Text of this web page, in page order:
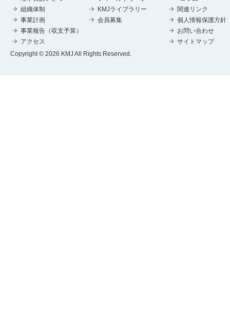
組織体制
事業計画
事業報告（収支予算）
アクセス
KMJライブラリー
会員募集
関連リンク
個人情報保護方針
お問い合わせ
サイトマップ
Copyright © 2026 KMJ All Rights Reserved.